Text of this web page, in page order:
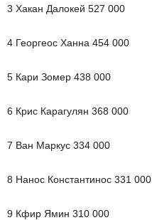
3 Хакан Далокей 527 000
4 Георгеос Ханна 454 000
5 Кари Зомер 438 000
6 Крис Карагулян 368 000
7 Ван Маркус 334 000
8 Нанос Константинос 331 000
9 Кфир Ямин 310 000